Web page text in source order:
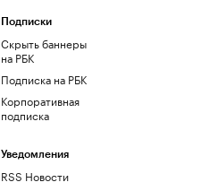
Подписки
Скрыть баннеры
на РБК
Подписка на РБК
Корпоративная
подписка
Уведомления
RSS Новости